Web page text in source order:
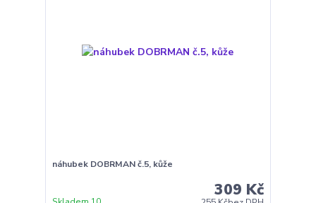
náhubek DOBRMAN č.5, kůže
309 Kč